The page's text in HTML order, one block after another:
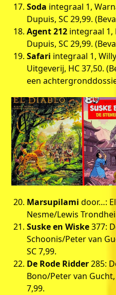
Soda integraal 1,
Dupuis, SC 29,99.
Agent 212 integraal 1,
Dupuis, SC 29,99.
Safari integraal 1,
Uitgeverij, HC 37,50.
een
Marsupilamidoor…:
Nesme/Lewis
Suske en Wiske377:
Schoonis/Peter van
SC 7,99.
De Rode Ridder285:
Bono/Peter van
7,99.